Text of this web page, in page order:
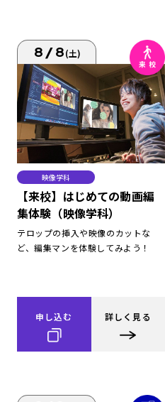
8/8(土)
映像学科
【来校】はじめての動画編
集体験（映像学科）
テロップの挿入や映像のカットな
ど、編集マンを体験してみよう！
申し込む 詳しく見る